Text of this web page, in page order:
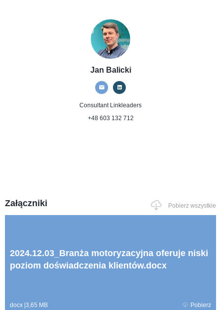
Jan Balicki
ConsultantLinkleaders
+48 603 132 712
Załączniki Pobierz wszystkie
2024.12.03_Branża motoryzacyjna oferuje niski
poziom doświadczenia klientów.docx
docx 3,65 MB Pobierz